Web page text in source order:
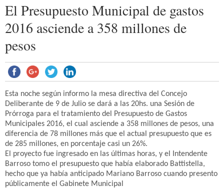
El Presupuesto Municipal de gastos
2016 asciende a 358 millones de
pesos
Esta noche según informo la mesa directiva del Concejo
Deliberante de 9 de Julio se dará a las 20hs. una Sesión de
Prórroga para el tratamiento del Presupuesto de Gastos
Municipales 2016, el cual asciende a 358 millones de pesos, una
diferencia de 78 millones más que el actual presupuesto que es
de 285 millones, en porcentaje casi un 26%.
El proyecto fue ingresado en las últimas horas, y el Intendente
Barroso tomo el presupuesto que había elaborado Battistella,
hecho que ya había anticipado Mariano Barroso cuando presento
públicamente el Gabinete Municipal